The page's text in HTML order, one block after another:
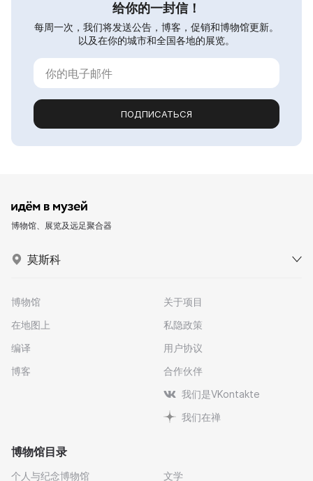
给你的一封信！
每周一次，我们将发送公告，博客，促销和博物馆更新。
以及在你的城市和全国各地的展览。
ПОДПИСАТЬСЯ
博物馆、展览及远足聚合器
莫斯科
博物馆
在地图上
编译
博客
关于项目
私隐政策
用户协议
合作伙伴
我们是VKontakte
我们在禅
博物馆目录
个人与纪念博物馆 文学